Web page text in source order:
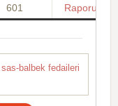
601
Raporu
sas-balbek fedaileri